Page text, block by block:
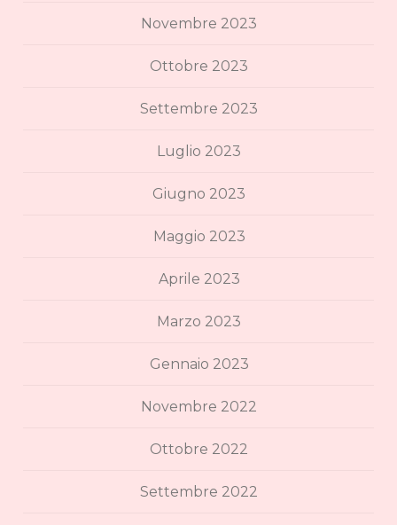
Novembre 2023
Ottobre 2023
Settembre 2023
Luglio 2023
Giugno 2023
Maggio 2023
Aprile 2023
Marzo 2023
Gennaio 2023
Novembre 2022
Ottobre 2022
Settembre 2022